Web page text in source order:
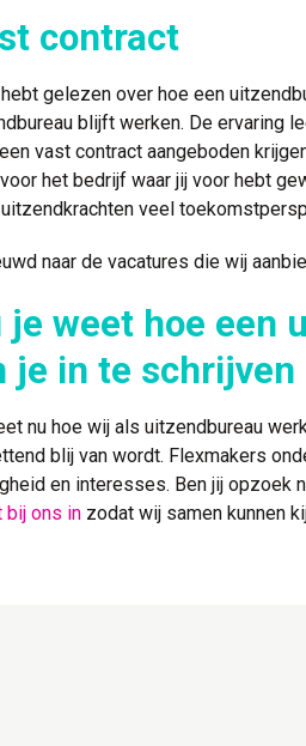
contract
gelezen over hoe een
blijft werken. De ervaring
vast contract aangeboden
het bedrijf waar jij voor hebt
veel
naar de vacatures die wij
je weet hoe een
je in te schrijven
nu hoe wij als uitzendbureau
blij van wordt. Flexmakers
en interesses. Ben jij opzoek
bij ons in zodat wij samen kunnen